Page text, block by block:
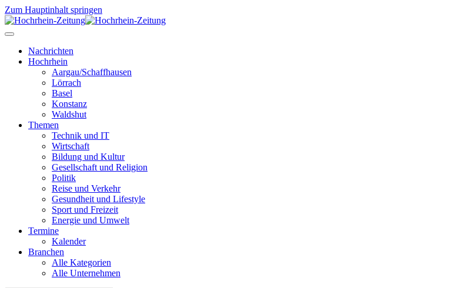
Zum Hauptinhalt springen
Nachrichten
Hochrhein
Aargau/Schaffhausen
Lörrach
Basel
Konstanz
Waldshut
Themen
Technik und IT
Wirtschaft
Bildung und Kultur
Gesellschaft und Religion
Politik
Reise und Verkehr
Gesundheit und Lifestyle
Sport und Freizeit
Energie und Umwelt
Termine
Kalender
Branchen
Alle Kategorien
Alle Unternehmen